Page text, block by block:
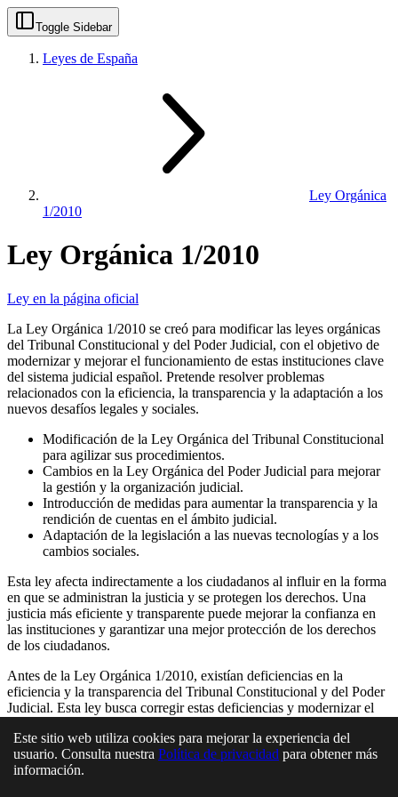
Toggle Sidebar
Leyes de España
Ley Orgánica
1/2010
Ley Orgánica 1/2010
Ley en la página oficial
La Ley Orgánica 1/2010 se creó para modificar las leyes orgánicas
del Tribunal Constitucional y del Poder Judicial, con el objetivo de
modernizar y mejorar el funcionamiento de estas instituciones clave
del sistema judicial español. Pretende resolver problemas
relacionados con la eficiencia, la transparencia y la adaptación a los
nuevos desafíos legales y sociales.
Modificación de la Ley Orgánica del Tribunal Constitucional
para agilizar sus procedimientos.
Cambios en la Ley Orgánica del Poder Judicial para mejorar
la gestión y la organización judicial.
Introducción de medidas para aumentar la transparencia y la
rendición de cuentas en el ámbito judicial.
Adaptación de la legislación a las nuevas tecnologías y a los
cambios sociales.
Esta ley afecta indirectamente a los ciudadanos al influir en la forma
en que se administran la justicia y se protegen los derechos. Una
justicia más eficiente y transparente puede mejorar la confianza en
las instituciones y garantizar una mejor protección de los derechos
de los ciudadanos.
Antes de la Ley Orgánica 1/2010, existían deficiencias en la
eficiencia y la transparencia del Tribunal Constitucional y del Poder
Judicial. Esta ley busca corregir estas deficiencias y modernizar el
Algunos aspectos de la reforma pueden generar debate en cuanto a
su alcance y a su impacto en la independencia judicial. Es posible
Este sitio web utiliza cookies para mejorar la experiencia del
usuario. Consulta nuestra Política de privacidad para obtener más
información.